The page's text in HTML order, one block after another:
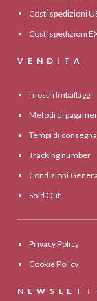
Costi spedizioni
Costi spedizioni
VENDITA
I nostri Imballaggi
Metodi di
Tempi di consegna
Tracking number
Condizioni
Sold Out
Privacy Policy
Cookie Policy